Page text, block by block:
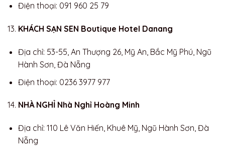
Điện thoại: 091 960 25 79
KHÁCH SẠN SEN Boutique Hotel Danang
Địa chỉ: 53-55, An Thượng 26, Mỹ An, Bắc Mỹ Phú, Ngũ
Hành Sơn, Đà Nẵng
Điện thoại: 0236 3977 977
NHÀ NGHỈ Nhà Nghỉ Hoàng Minh
Địa chỉ: 110 Lê Văn Hiến, Khuê Mỹ, Ngũ Hành Sơn, Đà
Nẵng